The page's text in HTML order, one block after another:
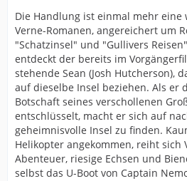
Die Handlung ist einmal mehr eine
Verne-Romanen, angereichert um
"Schatzinsel" und "Gullivers
entdeckt der bereits im
stehende Sean (Josh Hutcherson),
auf dieselbe Insel beziehen. Als er
Botschaft seines verschollenen
entschlüsselt, macht er sich auf
geheimnisvolle Insel zu finden.
Helikopter angekommen, reiht sich
Abenteuer, riesige Echsen und
selbst das U-Boot von Captain